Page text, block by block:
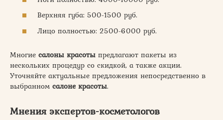
Верхняя губа: 500-1500 руб.
Лицо полностью: 2500-6000 руб.
Многие салоны красоты предлагают пакеты из
нескольких процедур со скидкой, а также акции.
Уточняйте актуальные предложения непосредственно в
выбранном салоне красоты.
Мнения экспертов-косметологов